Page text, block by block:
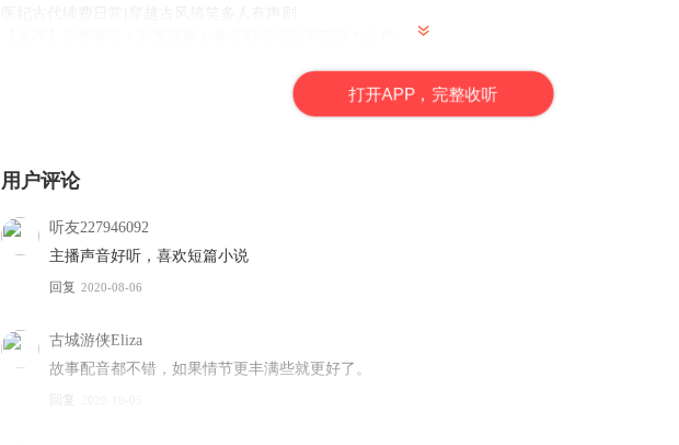
腹黑又护短的阎君东篱VS接地气的阴司小仙君里畔过山车式的仙侠言情，总体是欢乐治愈的，但当
被反扑。且问诸位小耳朵——轮被自己坑死的冤家成了自己的顶头上司是什么体验？
演播：爱屋 声音表演培训师 资深演播配音员
●录制长篇有声小说一百多部，代表作有《未央沉浮》《淑女飘飘拳》《兰陵缭乱》《水云间》《
屋》儿童绘本儿童剧《超人总动员1、2》等
●多人剧《红楼梦》《首辅为后》等等多播剧中参配多个角色
打开APP，完整收听
用户评论
听友227946092
主播声音好听，喜欢短篇小说
回复 2020-08-06
古城游侠Eliza
故事配音都不错，如果情节更丰满些就更好了。
回复